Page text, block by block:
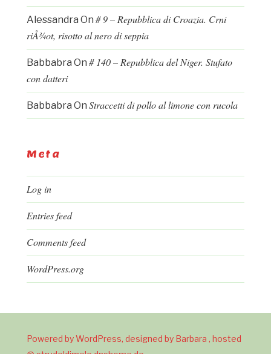
Alessandra On # 9 – Repubblica di Croazia. Crni
riÅ¾ot, risotto al nero di seppia
Babbabra On # 140 – Repubblica del Niger. Stufato
con datteri
Babbabra On Straccetti di pollo al limone con rucola
Meta
Log in
Entries feed
Comments feed
WordPress.org
Powered by WordPress, designed by Barbara , hosted